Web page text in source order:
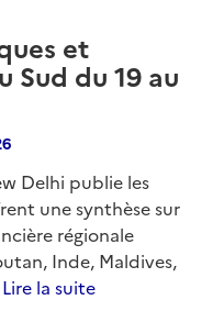
et
Sud du 19 au
Delhi publie les
une synthèse sur
régionale
Inde, Maldives,
Lire la suite